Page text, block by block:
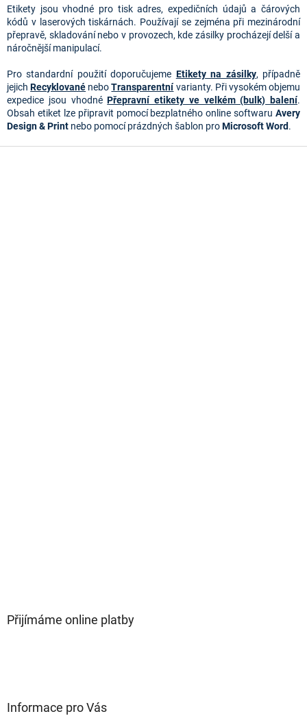
í
p
r
y
v
ý
p
i
u
Etikety jsou vhodné pro tisk adres, expedičních údajů a čárových
kódů v laserových tiskárnách. Používají se zejména při mezinárodní
přepravě, skladování nebo v provozech, kde zásilky procházejí delší a
náročnější manipulací.
Pro standardní použití doporučujeme Etikety na zásilky, případně
jejichRecyklované neboTransparentnívarianty. Při vysokém objemu
expedice jsou vhodnéPřepravní etikety ve velkém (bulk) balení.
Obsah etiket lze připravit pomocí bezplatného online softwaru Avery
Design & Print nebo pomocí prázdných šablon proMicrosoft Word.
Přijímáme online platby
Informace pro Vás